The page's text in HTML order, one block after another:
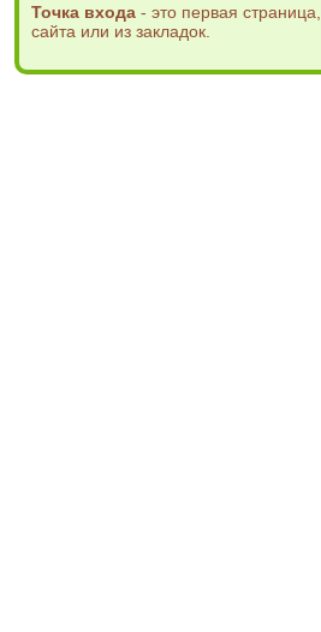
Точка входа - это первая
сайта или из закладок.